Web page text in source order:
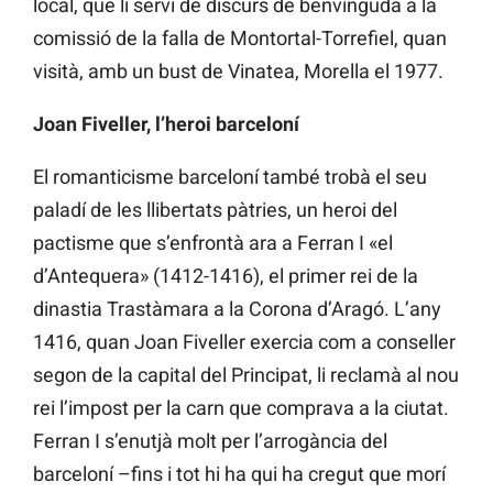
local, que li serví de discurs de benvinguda a la
comissió de la falla de Montortal-Torrefiel, quan
visità, amb un bust de Vinatea, Morella el 1977.
Joan Fiveller, l’heroi barceloní
El romanticisme barceloní també trobà el seu
paladí de les llibertats pàtries, un heroi del
pactisme que s’enfrontà ara a Ferran I «el
d’Antequera» (1412-1416), el primer rei de la
dinastia Trastàmara a la Corona d’Aragó. L’any
1416, quan Joan Fiveller exercia com a conseller
segon de la capital del Principat, li reclamà al nou
rei l’impost per la carn que comprava a la ciutat.
Ferran I s’enutjà molt per l’arrogància del
barceloní –fins i tot hi ha qui ha cregut que morí